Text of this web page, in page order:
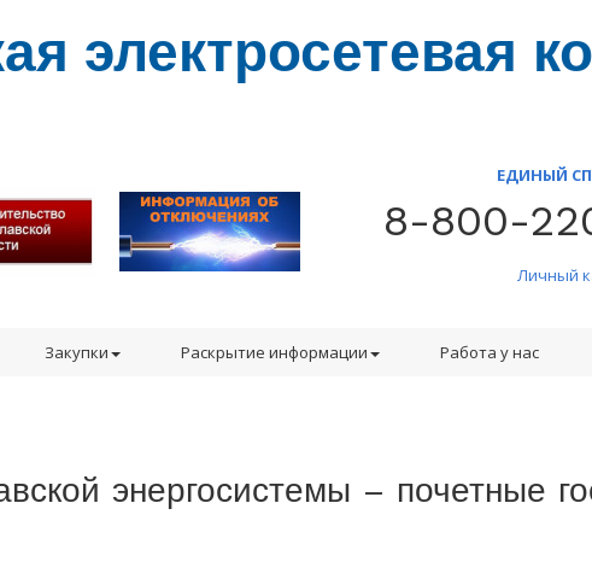
электросетевая
ЕДИНЫЙ
8-800-
Личный
Закупки Раскрытие информации Работа у нас
энергосистемы – почетные